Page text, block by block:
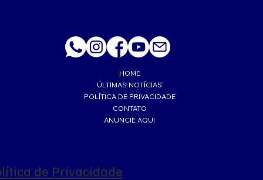
HOME
ÚLTIMAS NOTÍCIAS
POLÍTICA DE PRIVACIDADE
CONTATO
ANUNCIE AQUI
de Privacidade